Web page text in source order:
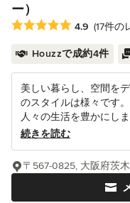
ー）
平均評価：5つ星中 星
4.9 (17件の
Houzzで成約4件
美しい暮らし、空間を
のスタイルは様々です
人々の生活を豊かにし
続きを読む
〒567-0825, 大阪府茨